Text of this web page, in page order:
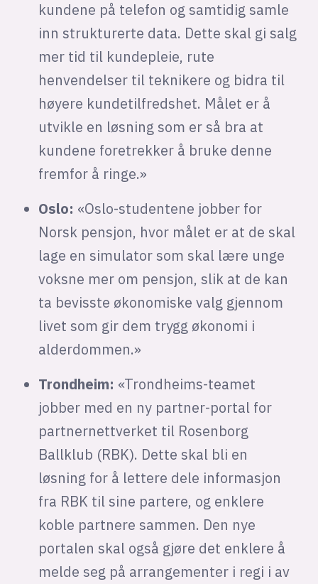
kundene på telefon og samtidig samle
inn strukturerte data. Dette skal gi salg
mer tid til kundepleie, rute
henvendelser til teknikere og bidra til
høyere kundetilfredshet. Målet er å
utvikle en løsning som er så bra at
kundene foretrekker å bruke denne
fremfor å ringe.»
Oslo: «Oslo-studentene jobber for
Norsk pensjon, hvor målet er at de skal
lage en simulator som skal lære unge
voksne mer om pensjon, slik at de kan
ta bevisste økonomiske valg gjennom
livet som gir dem trygg økonomi i
alderdommen.»
Trondheim: «Trondheims-teamet
jobber med en ny partner-portal for
partnernettverket til Rosenborg
Ballklub (RBK). Dette skal bli en
løsning for å lettere dele informasjon
fra RBK til sine partere, og enklere
koble partnere sammen. Den nye
portalen skal også gjøre det enklere å
melde seg på arrangementer i regi i av